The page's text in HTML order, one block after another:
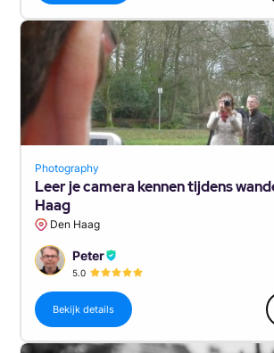
Photography
Leer je camera kennen tijdens
Haag
Den Haag
Peter
5.0
Bekijk details